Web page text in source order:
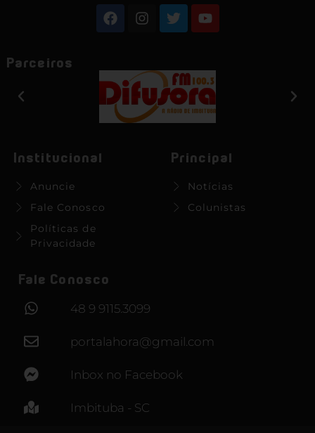
Parceiros
Institucional
Anuncie
Fale Conosco
Políticas de
Privacidade
Principal
Notícias
Colunistas
Fale Conosco
48 9 9115.3099
portalahora@gmail.com
Inbox no Facebook
Imbituba - SC